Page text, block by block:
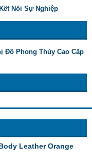
Leather Orange